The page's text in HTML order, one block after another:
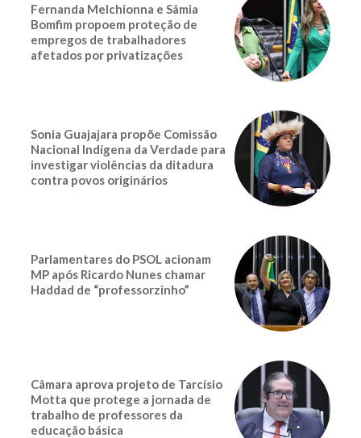
Fernanda Melchionna e Sâmia
Bomfim propoem proteção de
empregos de trabalhadores
afetados por privatizações
Sonia Guajajara propõe Comissão
Nacional Indígena da Verdade para
investigar violências da ditadura
contra povos originários
Parlamentares do PSOL acionam
MP após Ricardo Nunes chamar
Haddad de “professorzinho”
Câmara aprova projeto de Tarcísio
Motta que protege a jornada de
trabalho de professores da
educação básica